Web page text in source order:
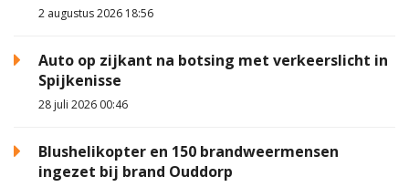
2 augustus 2026 18:56
Auto op zijkant na botsing met verkeerslicht in
Spijkenisse
28 juli 2026 00:46
Blushelikopter en 150 brandweermensen
ingezet bij brand Ouddorp